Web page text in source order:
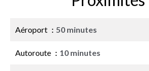
Aéroport 50 minutes
Autoroute 10 minutes